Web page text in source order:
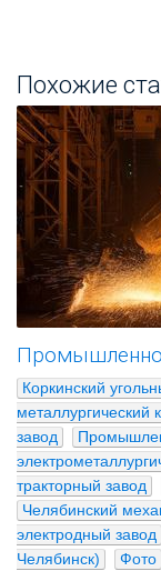
Похожие
Коркинский
металлургический
завод
тракторный завод
Челябинский
электродный завод
Челябинск)
Фото